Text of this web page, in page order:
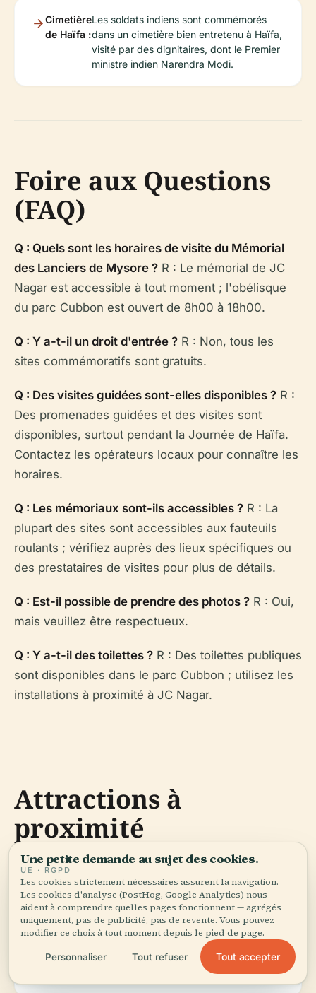
Cimetière
de Haïfa :
Les soldats indiens sont commémorés
dans un cimetière bien entretenu à Haïfa,
visité par des dignitaires, dont le Premier
ministre indien Narendra Modi.
Foire aux Questions
(FAQ)
Q : Quels sont les horaires de visite du Mémorial
des Lanciers de Mysore ? R : Le mémorial de JC
Nagar est accessible à tout moment ; l'obélisque
du parc Cubbon est ouvert de 8h00 à 18h00.
Q : Y a-t-il un droit d'entrée ? R : Non, tous les
sites commémoratifs sont gratuits.
Q : Des visites guidées sont-elles disponibles ? R :
Des promenades guidées et des visites sont
disponibles, surtout pendant la Journée de Haïfa.
Contactez les opérateurs locaux pour connaître les
horaires.
Q : Les mémoriaux sont-ils accessibles ? R : La
plupart des sites sont accessibles aux fauteuils
roulants ; vérifiez auprès des lieux spécifiques ou
des prestataires de visites pour plus de détails.
Q : Est-il possible de prendre des photos ? R : Oui,
mais veuillez être respectueux.
Q : Y a-t-il des toilettes ? R : Des toilettes publiques
sont disponibles dans le parc Cubbon ; utilisez les
installations à proximité à JC Nagar.
Attractions à
proximité
Enrichissez votre visite en explorant :
Le Palais de Bangalore
Une petite demande au sujet des cookies.
UE · RGPD
Les cookies strictement nécessaires assurent la navigation.
Les cookies d'analyse (PostHog, Google Analytics) nous
aident à comprendre quelles pages fonctionnent — agrégés
uniquement, pas de publicité, pas de revente. Vous pouvez
modifier ce choix à tout moment depuis le pied de page.
Personnaliser Tout refuser Tout accepter